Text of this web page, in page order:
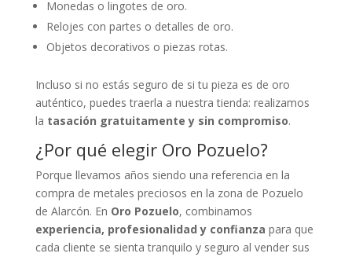
Monedas o lingotes de oro.
Relojes con partes o detalles de oro.
Objetos decorativos o piezas rotas.
Incluso si no estás seguro de si tu pieza es de oro
auténtico, puedes traerla a nuestra tienda: realizamos
la tasación gratuitamente y sin compromiso.
¿Por qué elegir Oro Pozuelo?
Porque llevamos años siendo una referencia en la
compra de metales preciosos en la zona de Pozuelo
de Alarcón. En Oro Pozuelo, combinamos
experiencia, profesionalidad y confianza para que
cada cliente se sienta tranquilo y seguro al vender sus